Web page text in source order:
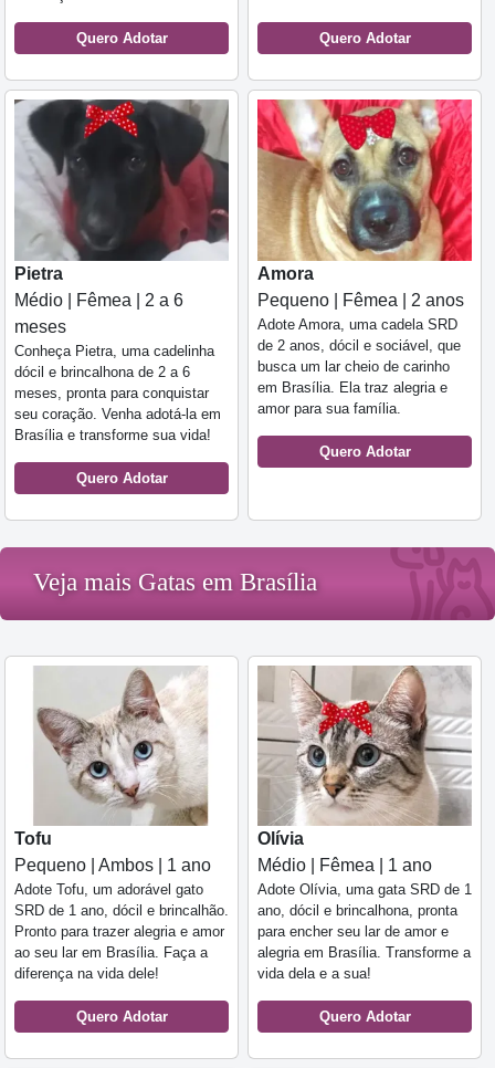
Quero Adotar Quero Adotar
Pietra
Médio | Fêmea | 2 a 6
meses
Conheça Pietra, uma cadelinha
dócil e brincalhona de 2 a 6
meses, pronta para conquistar
seu coração. Venha adotá-la em
Brasília e transforme sua vida!
Quero Adotar
Amora
Pequeno | Fêmea | 2 anos
Adote Amora, uma cadela SRD
de 2 anos, dócil e sociável, que
busca um lar cheio de carinho
em Brasília. Ela traz alegria e
amor para sua família.
Quero Adotar
Veja mais Gatas em Brasília
Tofu
Pequeno | Ambos | 1 ano
Adote Tofu, um adorável gato
SRD de 1 ano, dócil e brincalhão.
Pronto para trazer alegria e amor
ao seu lar em Brasília. Faça a
diferença na vida dele!
Quero Adotar
Olívia
Médio | Fêmea | 1 ano
Adote Olívia, uma gata SRD de 1
ano, dócil e brincalhona, pronta
para encher seu lar de amor e
alegria em Brasília. Transforme a
vida dela e a sua!
Quero Adotar